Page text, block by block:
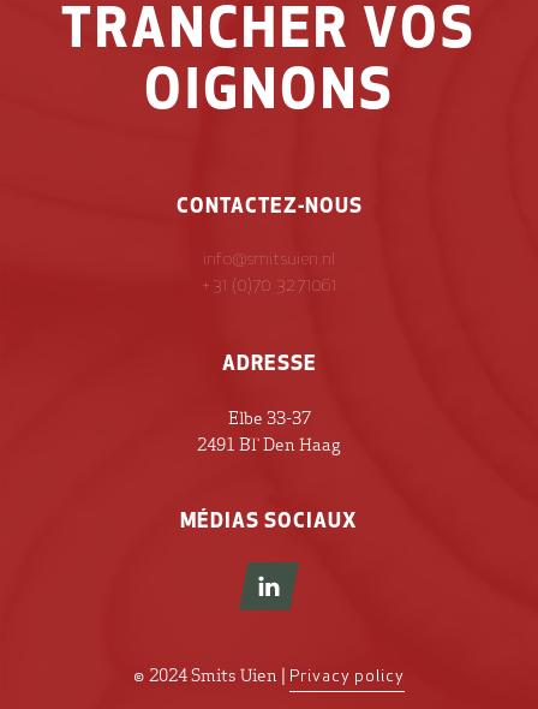
TRANCHER VOS
OIGNONS
CONTACTEZ-NOUS
info@smitsuien.nl
+31 (0)70 3271061
ADRESSE
Elbe 33-37
2491 BT Den Haag
MÉDIAS SOCIAUX
© 2024 Smits Uien | Privacy policy